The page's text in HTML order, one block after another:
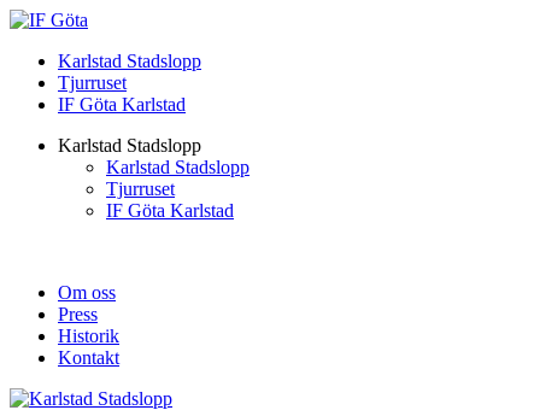
Karlstad Stadslopp
Tjurruset
IF Göta Karlstad
Karlstad Stadslopp
Karlstad Stadslopp
Tjurruset
IF Göta Karlstad
Om oss
Press
Historik
Kontakt